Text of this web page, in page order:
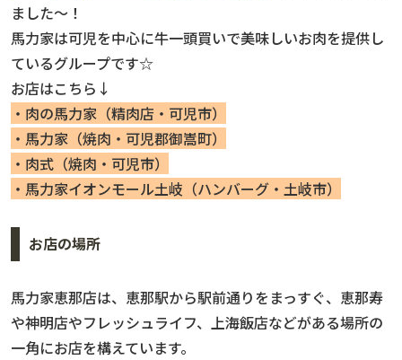
ました〜！
馬力家は可児を中心に牛一頭買いで美味しいお肉を提供し
ているグループです☆
お店はこちら↓
・肉の馬力家（精肉店・可児市）
・馬力家（焼肉・可児郡御嵩町）
・肉式（焼肉・可児市）
・馬力家イオンモール土岐（ハンバーグ・土岐市）
お店の場所
馬力家恵那店は、恵那駅から駅前通りをまっすぐ、恵那寿
や神明店やフレッシュライフ、上海飯店などがある場所の
一角にお店を構えています。